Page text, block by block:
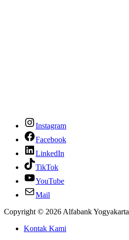
Instagram
Facebook
LinkedIn
TikTok
YouTube
Mail
Copyright © 2026 Alfabank Yogyakarta
Kontak Kami